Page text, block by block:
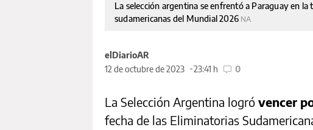
La selección argentina se enfrentó a Paraguay en
sudamericanas del Mundial 2026 NA
elDiarioAR
12 de octubre de 2023
23:41 h 0
La Selección Argentina logró vencer
fecha de las Eliminatorias